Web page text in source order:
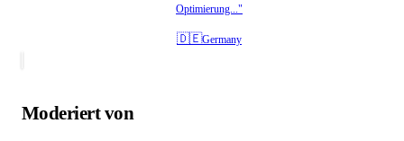
Optimierung..."
🇩🇪Germany
Moderiert von